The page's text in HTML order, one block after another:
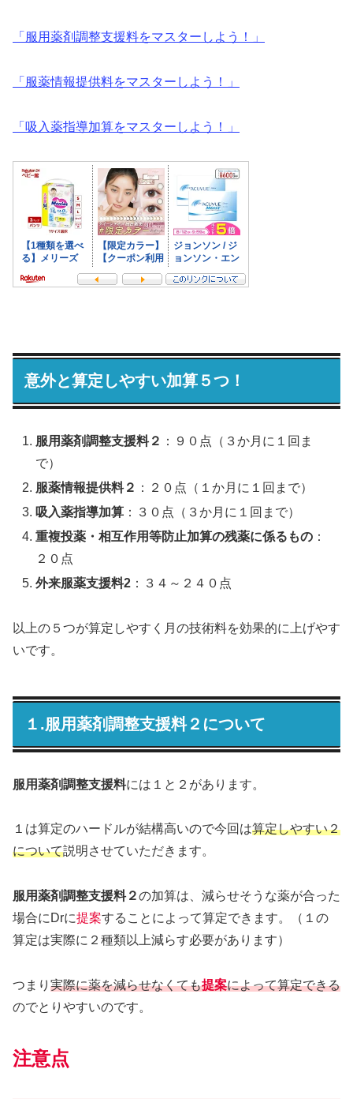
「服用薬剤調整支援料をマスターしよう！」
「服薬情報提供料をマスターしよう！」
「吸入薬指導加算をマスターしよう！」
意外と算定しやすい加算５つ！
服用薬剤調整支援料２ ：９０点（３か月に１回ま
で）
服薬情報提供料２ ：２０点（１か月に１回まで）
吸入薬指導加算 ：３０点（３か月に１回まで）
重複投薬・相互作用等防止加算の残薬に係るもの ：
２０点
外来服薬支援料2 ：３４～２４０点
以上の５つが算定しやすく月の技術料を効果的に上げやす
いです。
１.服用薬剤調整支援料２について
服用薬剤調整支援料には１と２があります。
１は算定のハードルが結構高いので今回は算定しやすい２
について説明させていただきます。
服用薬剤調整支援料２の加算は、減らせそうな薬が合った
場合にDrに提案することによって算定できます。（１の
算定は実際に２種類以上減らす必要があります）
つまり 実際に薬を減らせなくても提案によって算定できる
のでとりやすいのです。
注意点